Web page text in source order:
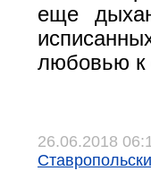
еще
любовью к
26.06.2018